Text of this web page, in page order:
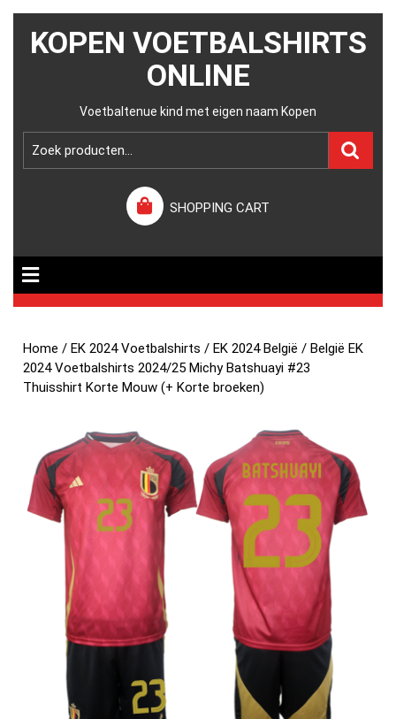
KOPEN VOETBALSHIRTS
ONLINE
Voetbaltenue kind met eigen naam Kopen
SHOPPING CART
Home /EK 2024 Voetbalshirts /EK 2024 België / België EK
2024 Voetbalshirts 2024/25 Michy Batshuayi #23
Thuisshirt Korte Mouw (+ Korte broeken)